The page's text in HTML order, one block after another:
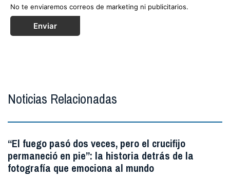
No te enviaremos correos de marketing ni publicitarios.
Enviar
Noticias Relacionadas
“El fuego pasó dos veces, pero el crucifijo
permaneció en pie”: la historia detrás de la
fotografía que emociona al mundo